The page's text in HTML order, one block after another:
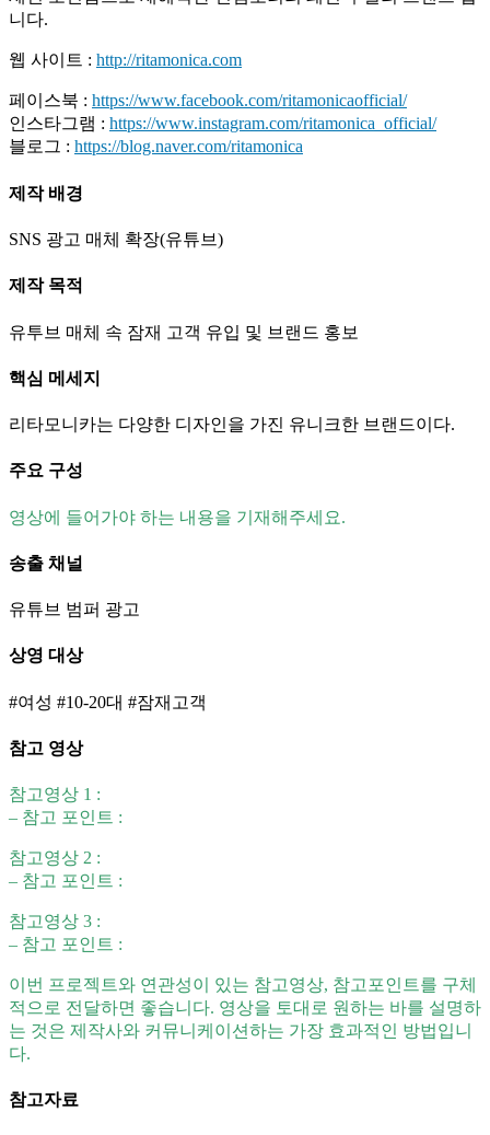
니다.
웹 사이트 : http://ritamonica.com
페이스북 : https://www.facebook.com/ritamonicaofficial/
인스타그램 : https://www.instagram.com/ritamonica_official/
블로그 : https://blog.naver.com/ritamonica
제작 배경
SNS 광고 매체 확장(유튜브)
제작 목적
유투브 매체 속 잠재 고객 유입 및 브랜드 홍보
핵심 메세지
리타모니카는 다양한 디자인을 가진 유니크한 브랜드이다.
주요 구성
영상에 들어가야 하는 내용을 기재해주세요.
송출 채널
유튜브 범퍼 광고
상영 대상
#여성 #10-20대 #잠재고객
참고 영상
참고영상 1 :
– 참고 포인트 :
참고영상 2 :
– 참고 포인트 :
참고영상 3 :
– 참고 포인트 :
이번 프로젝트와 연관성이 있는 참고영상, 참고포인트를 구체
적으로 전달하면 좋습니다. 영상을 토대로 원하는 바를 설명하
는 것은 제작사와 커뮤니케이션하는 가장 효과적인 방법입니
다.
참고자료